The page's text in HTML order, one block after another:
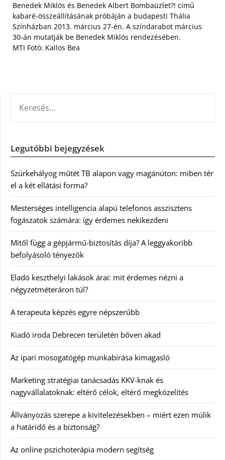
Benedek Miklós és Benedek Albert Bombaüzlet?! című
kabaré-összeállításának próbáján a budapesti Thália
Színházban 2013. március 27-én. A színdarabot március
30-án mutatják be Benedek Miklós rendezésében.
MTI Fotó: Kallos Bea
Legutóbbi bejegyzések
Szürkehályog műtét TB alapon vagy magánúton: miben tér
el a két ellátási forma?
Mesterséges intelligencia alapú telefonos asszisztens
fogászatok számára: így érdemes nekikezdeni
Mitől függ a gépjármű-biztosítás díja? A leggyakoribb
befolyásoló tényezők
Eladó keszthelyi lakások árai: mit érdemes nézni a
négyzetméteráron túl?
A terapeuta képzés egyre népszerűbb
Kiadó iroda Debrecen területén bőven akad
Az ipari mosogatógép munkabírása kimagasló
Marketing stratégiai tanácsadás KKV-knak és
nagyvállalatoknak: eltérő célok, eltérő megközelítés
Állványozás szerepe a kivitelezésekben – miért ezen múlik
a határidő és a biztonság?
Az online pszichoterápia modern segítség